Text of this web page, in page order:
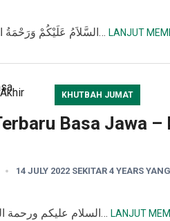
السَّلاَمُ عَلَيْكُمْ وَرَحْمَةُ اللهِ وَبَرَكَاتُهُ إِنَّ الْحَمْدَ لِلَّهِ نَحْمَدُهُ… LANJUT
KHUTBAH JUMAT
Basa Jawa –
14 JULY 2022 SEKITAR 4 YEARS
السلام عليكم ورحمة الله وبركاته الْحَمْدُ لِلّهِ, الحمدُ للهِ… LANJUT